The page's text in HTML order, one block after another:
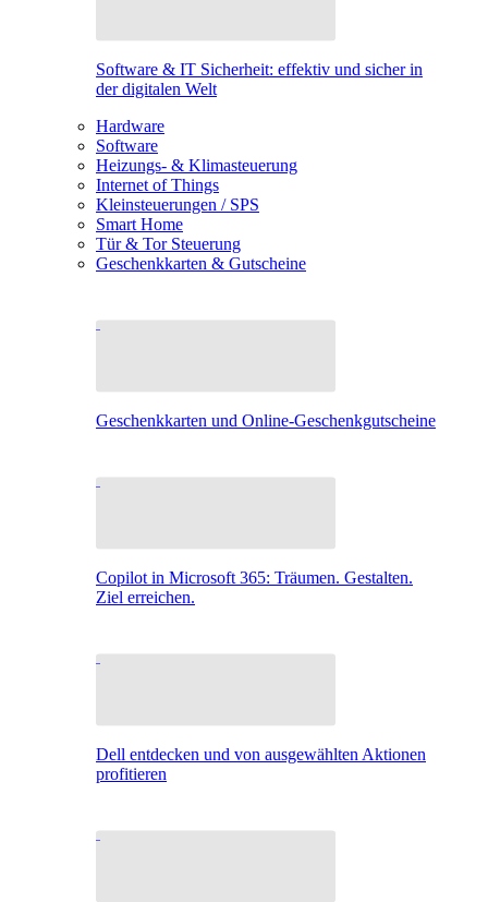
Software & IT Sicherheit: effektiv und sicher in
der digitalen Welt
Hardware
Software
Heizungs- & Klimasteuerung
Internet of Things
Kleinsteuerungen / SPS
Smart Home
Tür & Tor Steuerung
Geschenkkarten & Gutscheine
Geschenkkarten und Online-Geschenkgutscheine
Copilot in Microsoft 365: Träumen. Gestalten.
Ziel erreichen.
Dell entdecken und von ausgewählten Aktionen
profitieren